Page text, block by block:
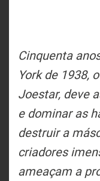
Cinquenta
York de 1938,
Joestar, deve
e dominar as
destruir a
criadores
ameaçam a